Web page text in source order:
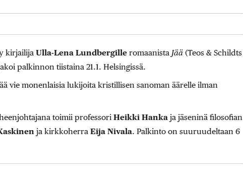
kirjailija Ulla-Lena Lundbergille romaanista Jää(Teos & Schildts
palkinnon tiistaina 21.1. Helsingissä.
vie monenlaisia lukijoita kristillisen sanoman äärelle ilman
toimii professori Heikki Hankaja jäseninä filosofian
ja kirkkoherra Eija Nivala. Palkinto on suuruudeltaan 6